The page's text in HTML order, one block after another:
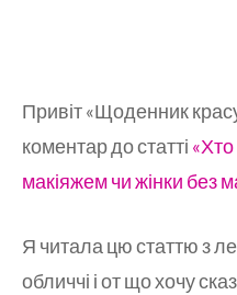
Привіт «Щоденник
коментар до статті
макіяжем чи жінки без
Я читала цю статтю з
обличчі і от що хочу